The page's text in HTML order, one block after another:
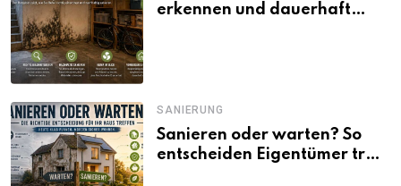
erkennen und dauerhaft
SANIERUNG
Sanieren oder warten? So
entscheiden Eigentümer trotz